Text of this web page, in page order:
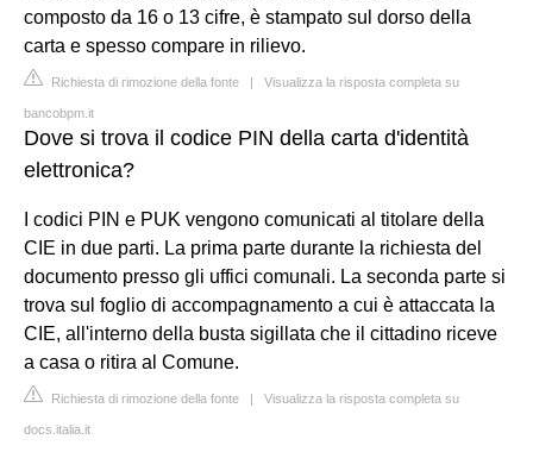
composto da 16 o 13 cifre, è stampato sul dorso della
carta e spesso compare in rilievo.
Richiesta di rimozione della fonte | Visualizza la risposta completa su
bancobpm.it
Dove si trova il codice PIN della carta d'identità
elettronica?
I codici PIN e PUK vengono comunicati al titolare della
CIE in due parti. La prima parte durante la richiesta del
documento presso gli uffici comunali. La seconda parte si
trova sul foglio di accompagnamento a cui è attaccata la
CIE, all'interno della busta sigillata che il cittadino riceve
a casa o ritira al Comune.
Richiesta di rimozione della fonte | Visualizza la risposta completa su
docs.italia.it